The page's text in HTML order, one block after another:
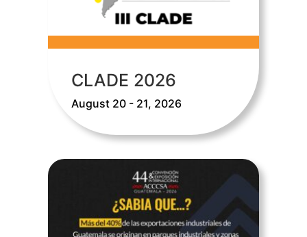
CLADE 2026
August 20 - 21, 2026